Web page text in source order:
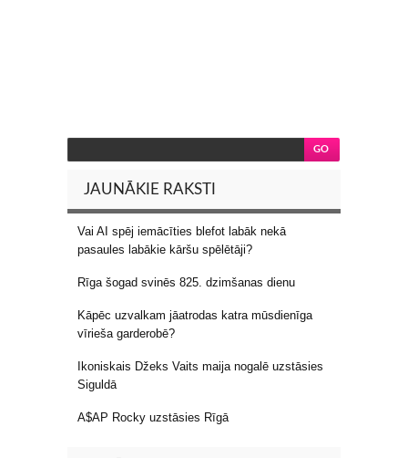
JAUNĀKIE RAKSTI
Vai AI spēj iemācīties blefot labāk nekā
pasaules labākie kāršu spēlētāji?
Rīga šogad svinēs 825. dzimšanas dienu
Kāpēc uzvalkam jāatrodas katra mūsdienīga
vīrieša garderobē?
Ikoniskais Džeks Vaits maija nogalē uzstāsies
Siguldā
A$AP Rocky uzstāsies Rīgā